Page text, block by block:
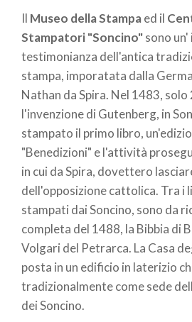
pane
Il Museo della Stampaed il
Stampatori "Soncino"sono
testimonianza dell'antica
stampa, imporatata dalla
Nathan da Spira. Nel 1483, solo
l'invenzione di Gutenberg, in
stampato il primo libro,
"Benedizioni" e l'attività
in cui da Spira, dovettero
dell'opposizione cattolica. Tra i
stampati dai Soncino, sono da
completa del 1488, la Bibbia di
Volgari del Petrarca. La Casa
posta in un edificio in laterizio
tradizionalmente come sede
dei Soncino.